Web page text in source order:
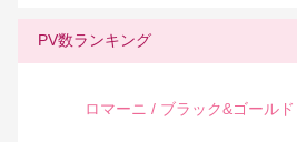
PV数ランキング
ロマーニ / ブラック&ゴールド